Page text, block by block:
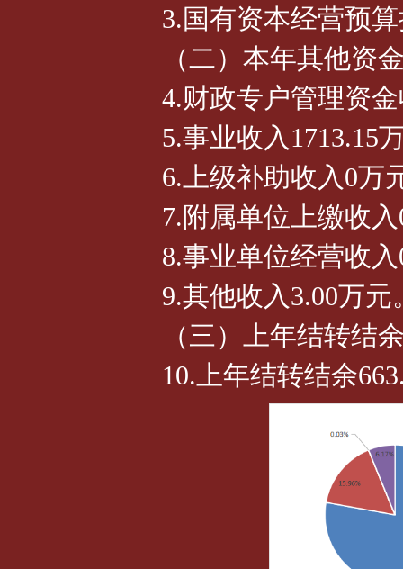
3.国有资本经营预
（二）本年其他资
4.财政专户管理资
5.事业收入1713.15
6.上级补助收入0万
7.附属单位上缴收
8.事业单位经营收
9.其他收入3.00万元
（三）上年结转结
10.上年结转结余